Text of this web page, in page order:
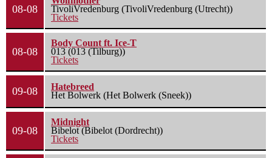
08-08
TivoliVredenburg (TivoliVredenburg (Utrecht))
Tickets
08-08
Body Count ft. Ice-T
013 (013 (Tilburg))
Tickets
09-08
Hatebreed
Het Bolwerk (Het Bolwerk (Sneek))
09-08
Midnight
Bibelot (Bibelot (Dordrecht))
Tickets